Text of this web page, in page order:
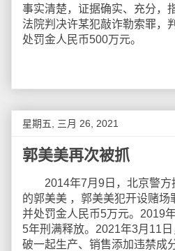
事实清楚，证据确实、充分，
法院判决许某犯敲诈勒索罪，
处罚金人民币500万元。
星期五, 三月 26, 2021
郭美美再次被抓
2014年7月9日，北京警方
的郭美美 ，郭美美犯开设赌场
并处罚金人民币5万元。2019
5年刑满释放。2021年3月11
破一起生产、销售添加违禁成